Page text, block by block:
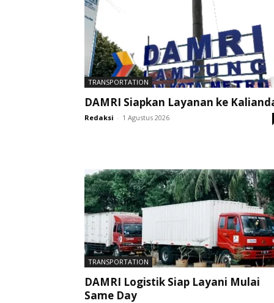
TRANSPORTATION
DAMRI Siapkan Layanan ke
Redaksi - 1 Agustus 2026
TRANSPORTATION
DAMRI Logistik Siap Layani Mulai
Same Day